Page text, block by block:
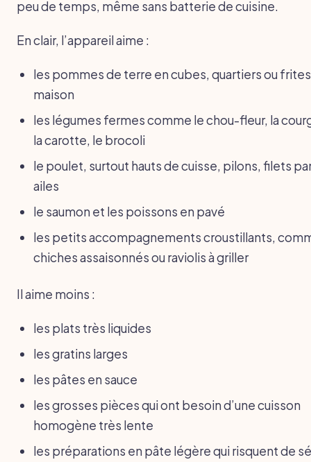
peu de temps, même sans batterie de cuisine.
En clair, l’appareil aime :
les pommes de terre en cubes, quartiers ou frites
maison
les légumes fermes comme le chou-fleur, la
la carotte, le brocoli
le poulet, surtout hauts de cuisse, pilons, filets
ailes
le saumon et les poissons en pavé
les petits accompagnements croustillants,
chiches assaisonnés ou raviolis à griller
Il aime moins :
les plats très liquides
les gratins larges
les pâtes en sauce
les grosses pièces qui ont besoin d’une cuisson
homogène très lente
les préparations en pâte légère qui risquent de